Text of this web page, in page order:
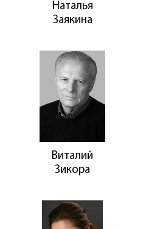
Наталья
Заякина
Виталий
Зикора